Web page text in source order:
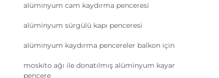
alüminyum cam kaydırma penceresi
alüminyum sürgülü kapı penceresi
alüminyum kaydırma pencereler balkon için
moskito ağı ile donatılmış alüminyum kayar
pencere